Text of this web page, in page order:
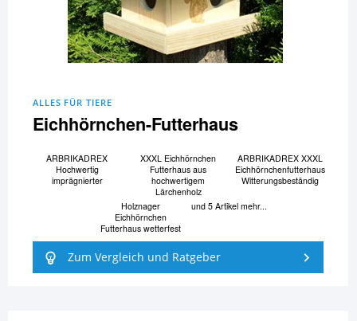
ALLES FÜR TIERE
Eichhörnchen-Futterhaus
ARBRIKADREX
Hochwertig
imprägnierter
XXXL Eichhörnchen
Futterhaus aus
hochwertigem
Lärchenholz
ARBRIKADREX XXXL
Eichhörnchenfutterhaus
Witterungsbeständig
Holznager
Eichhörnchen
Futterhaus wetterfest
und 5 Artikel mehr...
Zum Vergleich und Ratgeber